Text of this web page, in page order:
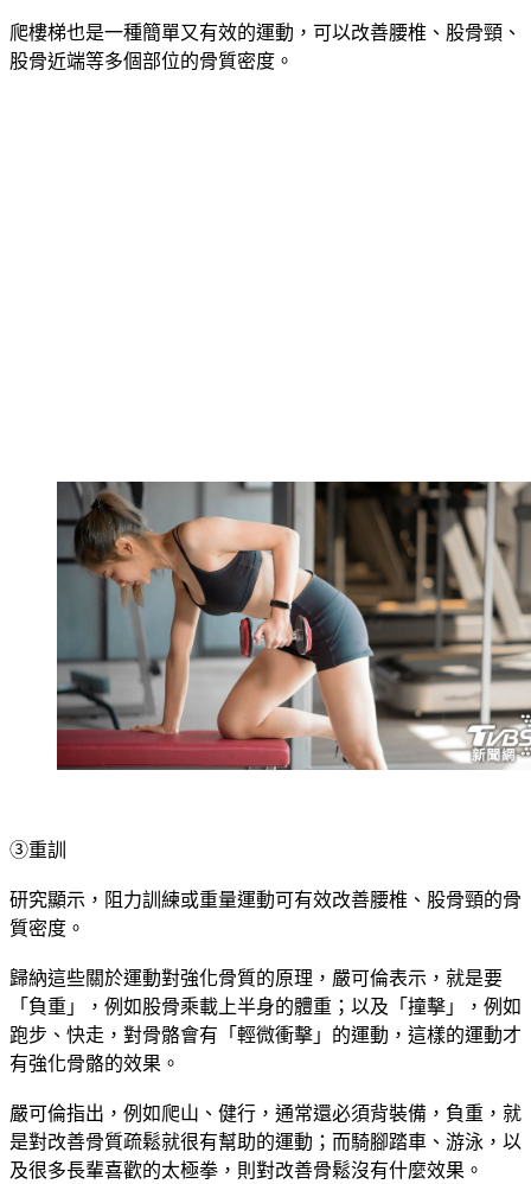
爬樓梯也是一種簡單又有效的運動，可以改善腰椎、股骨頸、
股骨近端等多個部位的骨質密度。
③重訓
研究顯示，阻力訓練或重量運動可有效改善腰椎、股骨頸的骨
質密度。
歸納這些關於運動對強化骨質的原理，嚴可倫表示，就是要
「負重」，例如股骨乘載上半身的體重；以及「撞擊」，例如
跑步、快走，對骨骼會有「輕微衝擊」的運動，這樣的運動才
有強化骨骼的效果。
嚴可倫指出，例如爬山、健行，通常還必須背裝備，負重，就
是對改善骨質疏鬆就很有幫助的運動；而騎腳踏車、游泳，以
及很多長輩喜歡的太極拳，則對改善骨鬆沒有什麼效果。